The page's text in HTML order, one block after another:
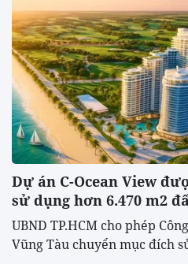
Dự án C-Ocean View
sử dụng hơn 6.470 m2
UBND TP.HCM cho phép
Vũng Tàu chuyển mục đích